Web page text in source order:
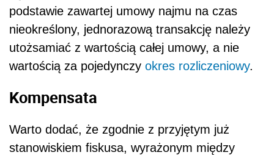
podstawie zawartej umowy najmu na czas
nieokreślony, jednorazową transakcję należy
utożsamiać z wartością całej umowy, a nie
wartością za pojedynczy okres rozliczeniowy.
Kompensata
Warto dodać, że zgodnie z przyjętym już
stanowiskiem fiskusa, wyrażonym między